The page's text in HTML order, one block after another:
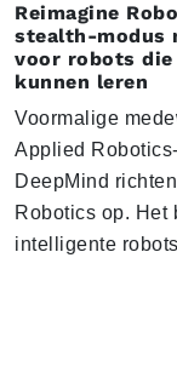
Reimagine
stealth-modus
voor robots
kunnen leren
Voormalige
Applied
DeepMind
Robotics op. Het
intelligente